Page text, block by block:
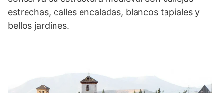
estrechas, calles encaladas, blancos tapiales y
bellos jardines.